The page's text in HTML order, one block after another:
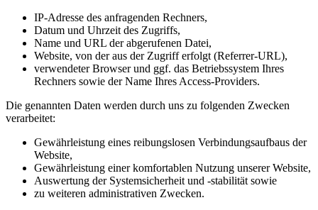
IP-Adresse des anfragenden Rechners,
Datum und Uhrzeit des Zugriffs,
Name und URL der abgerufenen Datei,
Website, von der aus der Zugriff erfolgt (Referrer-URL),
verwendeter Browser und ggf. das Betriebssystem Ihres
Rechners sowie der Name Ihres Access-Providers.
Die genannten Daten werden durch uns zu folgenden Zwecken
verarbeitet:
Gewährleistung eines reibungslosen Verbindungsaufbaus der
Website,
Gewährleistung einer komfortablen Nutzung unserer Website,
Auswertung der Systemsicherheit und -stabilität sowie
zu weiteren administrativen Zwecken.